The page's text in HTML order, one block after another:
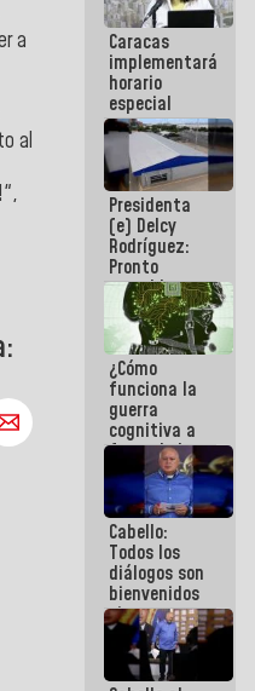
a
al
que haces
es
embarrarla
Caracas
implementará
horario
especial
para
adaptarse
al plan de
ahorro
energético
Presidenta
(e) Delcy
Rodríguez:
Pronto
restableceremos
las
operaciones
en el
Aeropuerto
Internacional
de
Maiquetía
¿Cómo
funciona la
guerra
cognitiva a
favor de la
narrativa
hegemónica?
(1)
Cabello:
Todos los
diálogos son
bienvenidos
siempre que
estén en el
marco de la
Constitución